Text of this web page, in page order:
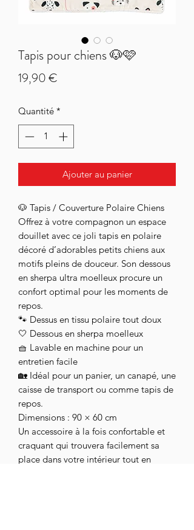
Tapis pour chiens 🐶🩷
19,90 €
Quantité *
Ajouter au panier
🐶 Tapis / Couverture Polaire Chiens
Offrez à votre compagnon un espace
douillet avec ce joli tapis en polaire
décoré d’adorables petits chiens aux
motifs pleins de douceur. Son dessous
en sherpa ultra moelleux procure un
confort optimal pour les moments de
repos.
🐾 Dessus en tissu polaire tout doux
🤍 Dessous en sherpa moelleux
🧺 Lavable en machine pour un
entretien facile
🏡 Idéal pour un panier, un canapé, une
caisse de transport ou comme tapis de
repos.
Dimensions : 90 × 60 cm
Un accessoire à la fois confortable et
craquant qui trouvera facilement sa
place dans votre intérieur tout en